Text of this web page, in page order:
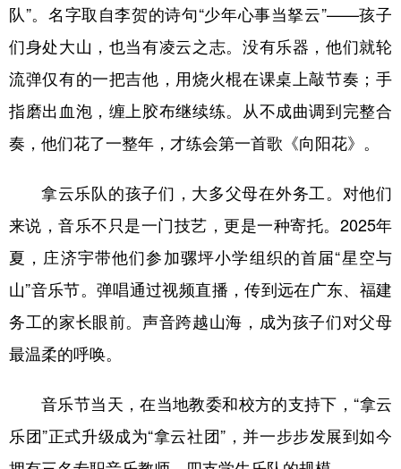
队”。名字取自李贺的诗句“少年心事当拏云”——孩子
们身处大山，也当有凌云之志。没有乐器，他们就轮
流弹仅有的一把吉他，用烧火棍在课桌上敲节奏；手
指磨出血泡，缠上胶布继续练。从不成曲调到完整合
奏，他们花了一整年，才练会第一首歌《向阳花》。
拿云乐队的孩子们，大多父母在外务工。对他们
来说，音乐不只是一门技艺，更是一种寄托。2025年
夏，庄济宇带他们参加骡坪小学组织的首届“星空与
山”音乐节。弹唱通过视频直播，传到远在广东、福建
务工的家长眼前。声音跨越山海，成为孩子们对父母
最温柔的呼唤。
音乐节当天，在当地教委和校方的支持下，“拿云
乐团”正式升级成为“拿云社团”，并一步步发展到如今